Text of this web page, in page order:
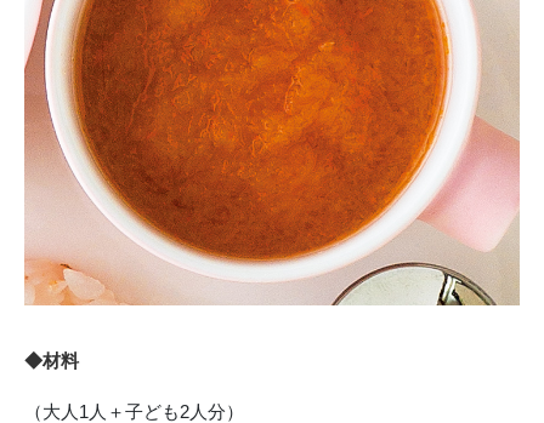
◆材料
（大人1人＋子ども2人分）